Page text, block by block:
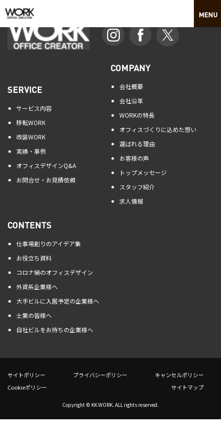
SERVICE
サービス内容
移転WORK
改装WORK
実績・事例
オフィスデザインQ&A
お問合せ・お見積依頼
COMPANY
会社概要
会社沿革
WORKの特長
オフィスづくりに込めた想い
選ばれる理由
お客様の声
トップメッセージ
スタッフ紹介
求人情報
CONTENTS
仕事場創りのアイデア集
お役立ち資料
コロナ禍のオフィスデザイン
外資系企業様へ
大手ビルに入居予定の企業様へ
士業の皆様へ
自社ビルをお持ちの企業様へ
サイトポリシー プライバシーポリシー
キャンセルポリシー
Cookieポリシー
サイトマップ
Copyright © KK WORK. ALL rights reserved.